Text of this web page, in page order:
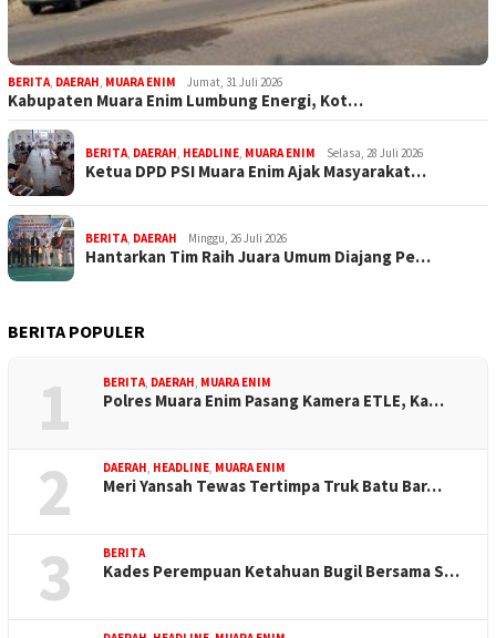
BERITA DAERAH MUARA ENIM Jumat, 31 Juli 2026
Kabupaten Muara Enim Lumbung Energi, Kot…
BERITA DAERAH HEADLINE MUARA ENIM Selasa, 28 Juli 2026
Ketua DPD PSI Muara Enim Ajak Masyarakat…
BERITA DAERAH Minggu, 26 Juli 2026
Hantarkan Tim Raih Juara Umum Diajang Pe…
BERITA POPULER
1 BERITA DAERAH MUARA ENIM
Polres Muara Enim Pasang Kamera ETLE, Ka…
2 DAERAH HEADLINE MUARA ENIM
Meri Yansah Tewas Tertimpa Truk Batu Bar…
3 BERITA
Kades Perempuan Ketahuan Bugil Bersama S…